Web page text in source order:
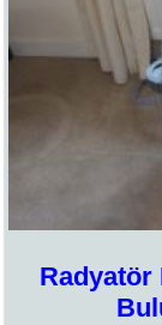
Radyatör